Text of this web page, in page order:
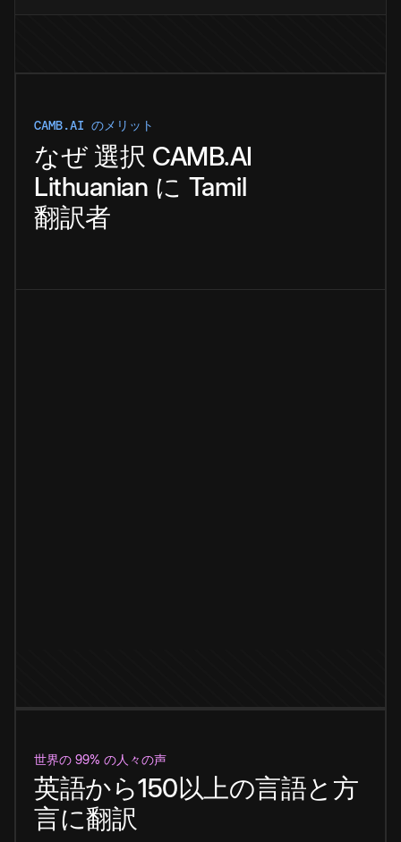
CAMB.AI のメリット
なぜ 選択 CAMB.AI
Lithuanian に Tamil
翻訳者
世界の 99% の人々の声
英語から150以上の言語と方
言に翻訳